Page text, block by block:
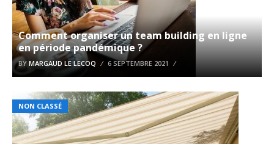
Comment organiser un team building en ligne
en période pandémique ?
BY MARGAUD LE LECOQ 6 SEPTEMBRE 2021
NON CLASSÉ